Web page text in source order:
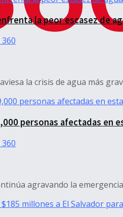
la peor escasez de
la crisis de agua más
personas afectadas
agravando la